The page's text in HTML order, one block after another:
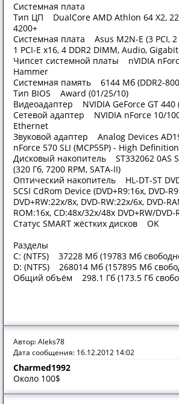
Системная плата
Тип ЦП DualCore AMD Athlon 64 X2,
4200+
Системная плата Asus M2N-E (3 PCI, 2
1 PCI-E x16, 4 DDR2 DIMM, Audio,
Чипсет системной платы nVIDIA
Hammer
Системная память 6144 Мб (DDR2-800
Тип BIOS Award (01/25/10)
Видеоадаптер NVIDIA GeForce GT 440
Сетевой адаптер NVIDIA nForce 10/
Ethernet
Звуковой адаптер Analog Devices
nForce 570 SLI (MCP55P) - High
Дисковый накопитель ST332062 0AS
(320 Гб, 7200 RPM, SATA-II)
Оптический накопитель HL-DT-ST
SCSI CdRom Device (DVD+R9:16x, DVD-
DVD+RW:22x/8x, DVD-RW:22x/6x, DVD-
ROM:16x, CD:48x/32x/48x DVD+RW/DVD-
Статус SMART жёстких дисков OK
Разделы
C: (NTFS) 37228 Мб (19783 Мб
D: (NTFS) 268014 Мб (157895 Мб
Общий объём 298.1 Гб (173.5 Гб
Автор: Aleks78
Дата сообщения: 16.12.2012 14:02
Charmed1992
Около 100$